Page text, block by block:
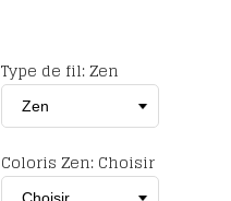
Type de fil: Zen
Coloris Zen: Choisir